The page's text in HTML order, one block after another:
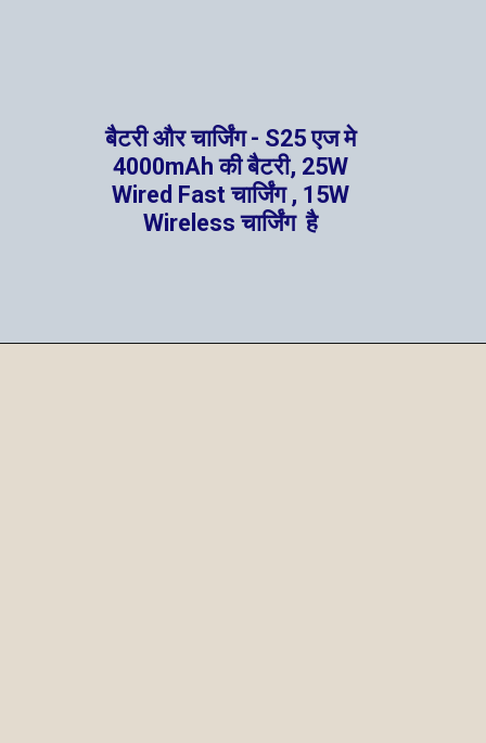
बैटरी और चार्जिंग - S25 एज मे
4000mAh की बैटरी, 25W
Wired Fast चार्जिंग , 15W
Wireless चार्जिंग है